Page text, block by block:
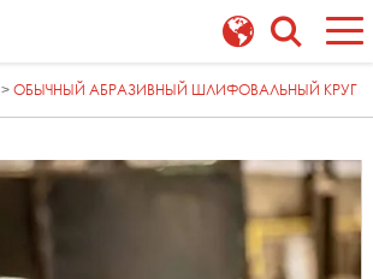
> ОБЫЧНЫЙ АБРАЗИВНЫЙ ШЛИФОВАЛЬНЫЙ КРУГ